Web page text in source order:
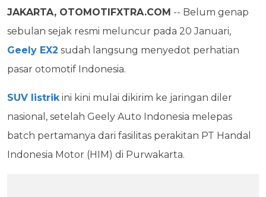
JAKARTA, OTOMOTIFXTRA.COM -- Belum genap
sebulan sejak resmi meluncur pada 20 Januari,
Geely EX2 sudah langsung menyedot perhatian
pasar otomotif Indonesia.
SUV listrikini kini mulai dikirim ke jaringan diler
nasional, setelah Geely Auto Indonesia melepas
batch pertamanya dari fasilitas perakitan PT Handal
Indonesia Motor (HIM) di Purwakarta.